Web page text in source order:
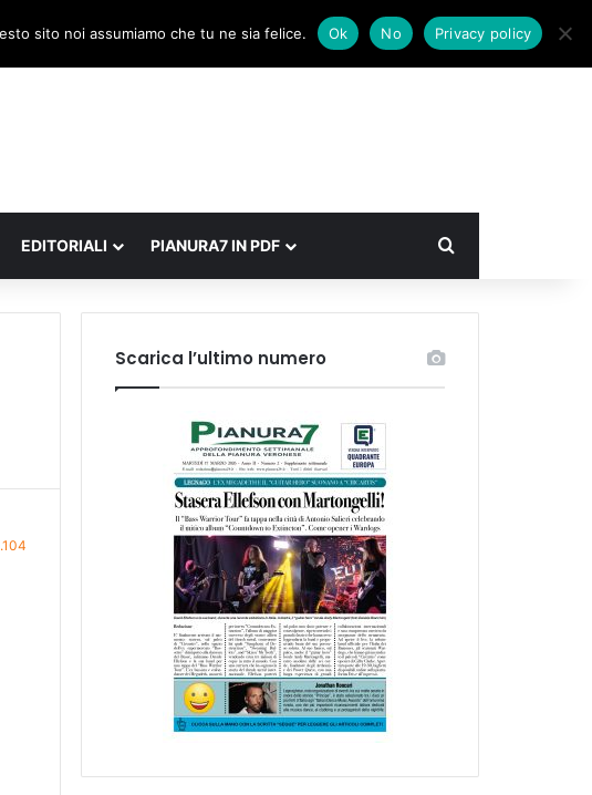
Facebook
X Instagram
AccediUn articolo a caso
Barra laterale
EDITORIALI PIANURA7 IN PDF Cerca
Scarica l’ultimo numero
sito noi assumiamo che tu ne sia felice. Ok No Privacy policy